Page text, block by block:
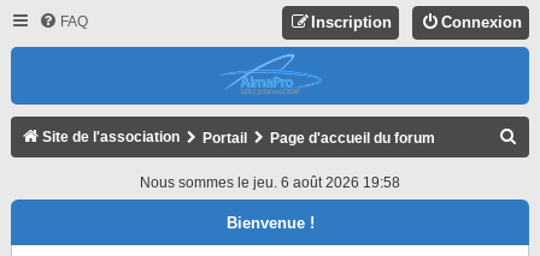
FAQ Connexion
Inscription
Site de l'association Portail Page d'accueil du forum
C
Nous sommes le jeu. 6 août 2026 19:58
Bienvenue !